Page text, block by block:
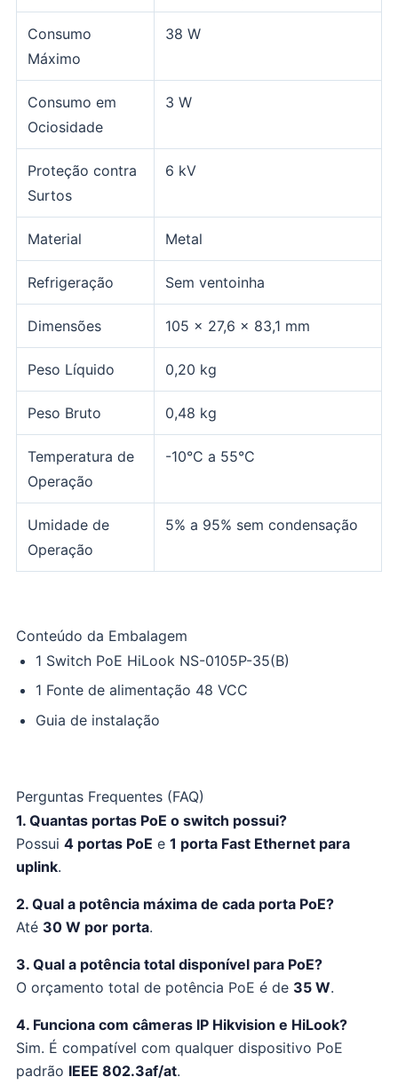
Consumo
Máximo
38 W
Consumo em
Ociosidade
3 W
Proteção contra
Surtos
6 kV
Material Metal
Refrigeração Sem ventoinha
Dimensões 105 × 27,6 × 83,1 mm
Peso Líquido 0,20 kg
Peso Bruto 0,48 kg
Temperatura de
Operação
-10°C a 55°C
Umidade de
Operação
5% a 95% sem condensação
Conteúdo da Embalagem
1 Switch PoE HiLook NS-0105P-35(B)
1 Fonte de alimentação 48 VCC
Guia de instalação
Perguntas Frequentes (FAQ)
1. Quantas portas PoE o switch possui?
Possui 4 portas PoE e 1 porta Fast Ethernet para
uplink.
2. Qual a potência máxima de cada porta PoE?
Até 30 W por porta.
3. Qual a potência total disponível para PoE?
O orçamento total de potência PoE é de 35 W.
4. Funciona com câmeras IP Hikvision e HiLook?
Sim. É compatível com qualquer dispositivo PoE
padrão IEEE 802.3af/at.